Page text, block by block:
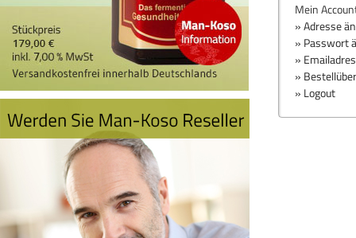
Mein
» Adresse
» Passwort
»
»
» Logout